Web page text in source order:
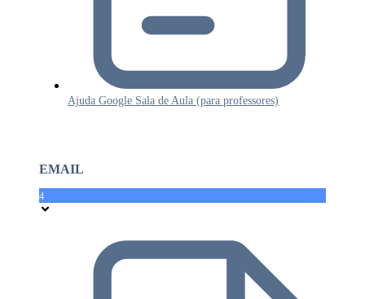
Ajuda Google Sala de Aula (para professores)
EMAIL
4